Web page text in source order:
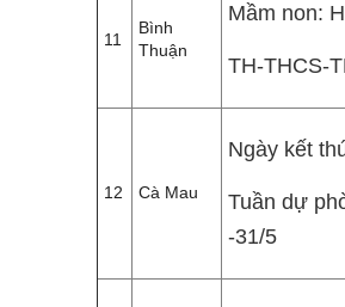
11
Bình
Thuận
Mầm non:
TH-THCS-
12 Cà Mau
Ngày kết
Tuần dự
-31/5